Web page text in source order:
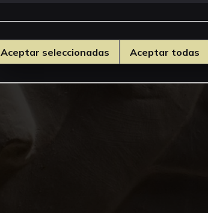
Aceptar seleccionadas Aceptar todas